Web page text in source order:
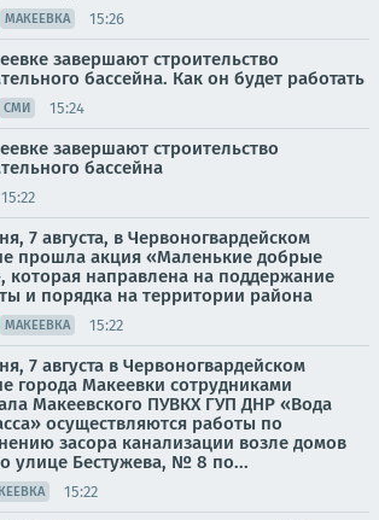
МАКЕЕВКА 15:26
завершают строительство
бассейна. Как он будет работать
СМИ 15:24
завершают строительство
бассейна
15:22
7 августа, в Червоногвардейском
прошла акция «Маленькие добрые
которая направлена на поддержание
и порядка на территории района
МАКЕЕВКА 15:22
7 августа в Червоногвардейском
города Макеевки сотрудниками
Макеевского ПУВКХ ГУП ДНР «Вода
осуществляются работы по
засора канализации возле домов
улице Бестужева, № 8 по...
15:22